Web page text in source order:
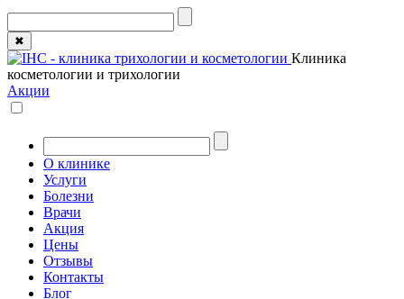
✖
Клиника
косметологии и трихологии
Акции
О клинике
Услуги
Болезни
Врачи
Акция
Цены
Отзывы
Контакты
Блог